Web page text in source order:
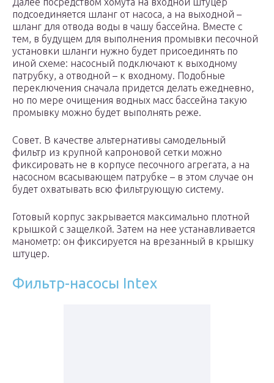
подсоединяется шланг от насоса, а на выходной –
шланг для отвода воды в чашу бассейна. Вместе с
тем, в будущем для выполнения промывки песочной
установки шланги нужно будет присоединять по
иной схеме: насосный подключают к выходному
патрубку, а отводной – к входному. Подобные
переключения сначала придется делать ежедневно,
но по мере очищения водных масс бассейна такую
промывку можно будет выполнять реже.
Совет. В качестве альтернативы самодельный
фильтр из крупной капроновой сетки можно
фиксировать не в корпусе песочного агрегата, а на
насосном всасывающем патрубке – в этом случае он
будет охватывать всю фильтрующую систему.
Готовый корпус закрывается максимально плотной
крышкой с защелкой. Затем на нее устанавливается
манометр: он фиксируется на врезанный в крышку
штуцер.
Фильтр-насосы Intex